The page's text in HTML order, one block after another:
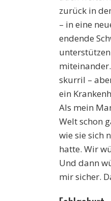
zurück in
– in eine
endende
skurril –
ein
Als mein
Welt schon
wie sie sich
hatte. Wir
Und dann
mir sicher.